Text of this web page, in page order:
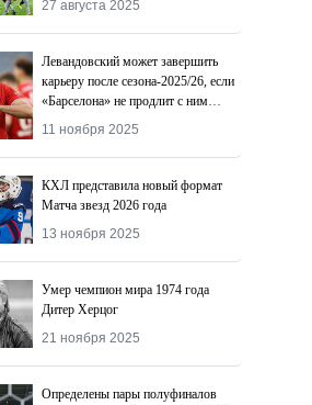
27 августа 2025
Левандовский может завершить
карьеру после сезона-2025/26, если
«Барселона» не продлит с ним
контракт
11 ноября 2025
КХЛ представила новый формат
Матча звезд 2026 года
13 ноября 2025
Умер чемпион мира 1974 года
Дитер Херцог
21 ноября 2025
Определены пары полуфиналов